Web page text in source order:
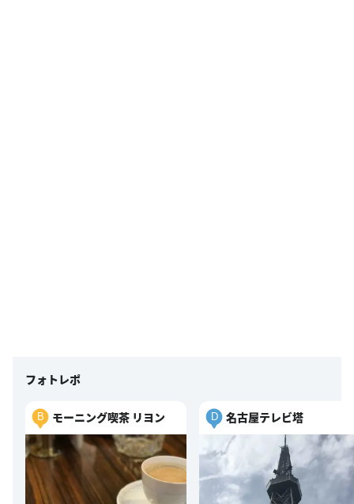
フォトレポ
B モーニング喫茶 リヨン D 名古屋テレビ塔